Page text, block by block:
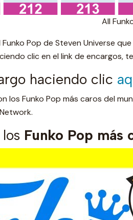
All
Pop de Steven Universe
clic en el link de encargos,
haciendo clic
los Funko Pop más caros del
Funko Pop más